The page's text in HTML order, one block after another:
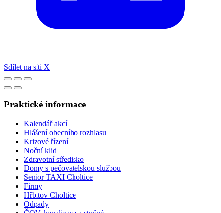
Sdílet na síti X
Praktické informace
Kalendář akcí
Hlášení obecního rozhlasu
Krizové řízení
Noční klid
Zdravotní středisko
Domy s pečovatelskou službou
Senior TAXI Choltice
Firmy
Hřbitov Choltice
Odpady